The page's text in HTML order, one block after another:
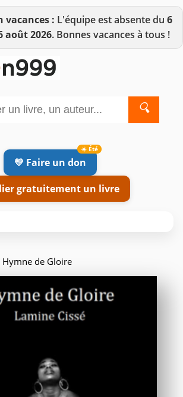
vacances : L'équipe est absente du 6
août 2026. Bonnes vacances à tous !
🔍
💛 Faire un don
gratuitement un livre
Hymne de Gloire